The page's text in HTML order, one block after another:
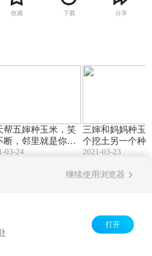
收藏 下载 分享
帮五婶种玉米，笑
断，邻里就是你来
开心过好每一天
03-24
三婶和妈妈种玉
个挖土另一个种
合默契，累并快
2021-03-23
继续使用浏览器
打开